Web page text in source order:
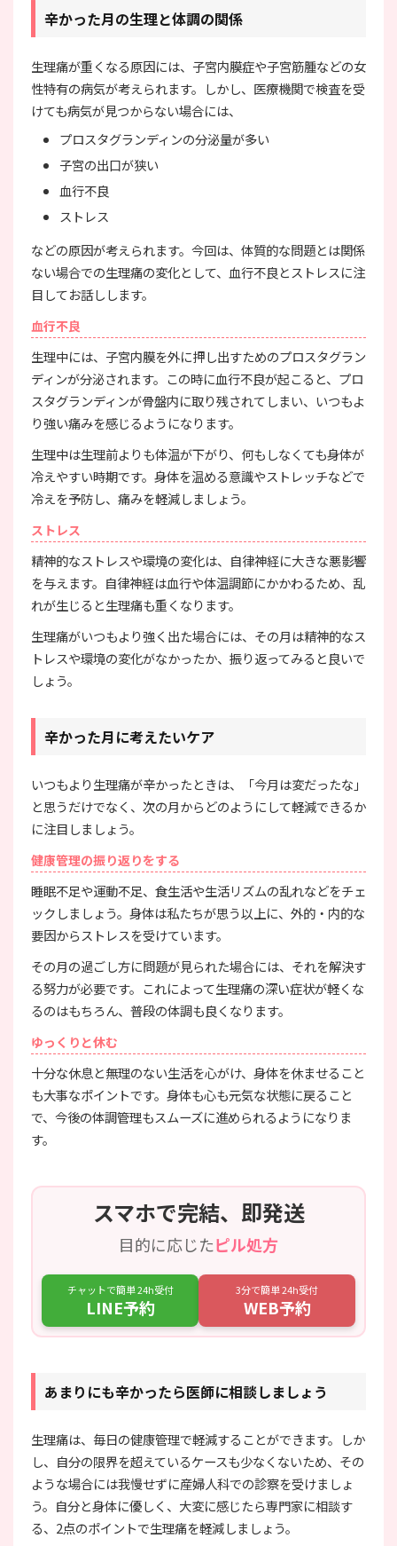
辛かった月の生理と体調の関係
生理痛が重くなる原因には、子宮内膜症や子宮筋腫などの女
性特有の病気が考えられます。しかし、医療機関で検査を受
けても病気が見つからない場合には、
プロスタグランディンの分泌量が多い
子宮の出口が狭い
血行不良
ストレス
などの原因が考えられます。今回は、体質的な問題とは関係
ない場合での生理痛の変化として、血行不良とストレスに注
目してお話しします。
血行不良
生理中には、子宮内膜を外に押し出すためのプロスタグラン
ディンが分泌されます。この時に血行不良が起こると、プロ
スタグランディンが骨盤内に取り残されてしまい、いつもよ
り強い痛みを感じるようになります。
生理中は生理前よりも体温が下がり、何もしなくても身体が
冷えやすい時期です。身体を温める意識やストレッチなどで
冷えを予防し、痛みを軽減しましょう。
ストレス
精神的なストレスや環境の変化は、自律神経に大きな悪影響
を与えます。自律神経は血行や体温調節にかかわるため、乱
れが生じると生理痛も重くなります。
生理痛がいつもより強く出た場合には、その月は精神的なス
トレスや環境の変化がなかったか、振り返ってみると良いで
しょう。
辛かった月に考えたいケア
いつもより生理痛が辛かったときは、「今月は変だったな」
と思うだけでなく、次の月からどのようにして軽減できるか
に注目しましょう。
健康管理の振り返りをする
睡眠不足や運動不足、食生活や生活リズムの乱れなどをチェ
ックしましょう。身体は私たちが思う以上に、外的・内的な
要因からストレスを受けています。
その月の過ごし方に問題が見られた場合には、それを解決す
る努力が必要です。これによって生理痛の深い症状が軽くな
るのはもちろん、普段の体調も良くなります。
ゆっくりと休む
十分な休息と無理のない生活を心がけ、身体を休ませること
も大事なポイントです。身体も心も元気な状態に戻ること
で、今後の体調管理もスムーズに進められるようになりま
す。
スマホで完結、即発送
目的に応じたピル処方
チャットで簡単 24h受付
LINE予約
3分で簡単 24h受付
WEB予約
あまりにも辛かったら医師に相談しましょう
生理痛は、毎日の健康管理で軽減することができます。しか
し、自分の限界を超えているケースも少なくないため、その
ような場合には我慢せずに産婦人科での診察を受けましょ
う。自分と身体に優しく、大変に感じたら専門家に相談す
る、2点のポイントで生理痛を軽減しましょう。